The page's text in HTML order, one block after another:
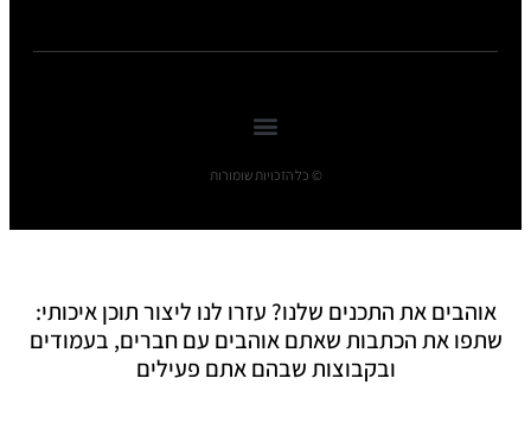
© כל הזכויות שומורות
אוהבים את התכנים שלנו? עזרו לנו ליצור תוכן איכותי:
שתפו את הכתבות שאתם אוהבים עם חברים, בעמודים
ובקבוצות שבהם אתם פעילים